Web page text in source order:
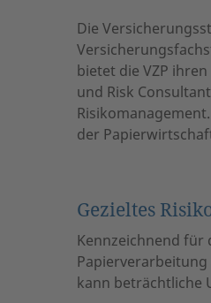
Die
bietet die VZP
und Risk
der
Gezieltes
Kennzeichnend für
kann beträchtliche